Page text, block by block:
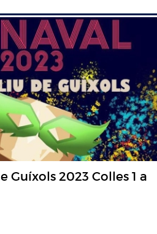
Guíxols 2023 Colles 1 a